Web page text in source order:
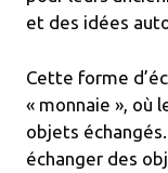
et des idées
Cette forme
« monnaie », où
objets
échanger des